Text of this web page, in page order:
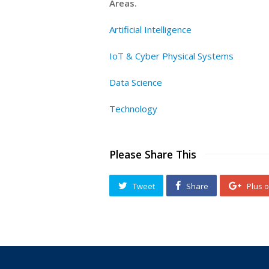
Areas.
Artificial Intelligence
IoT & Cyber Physical Systems
Data Science
Technology
Please Share This
Tweet Share Plus